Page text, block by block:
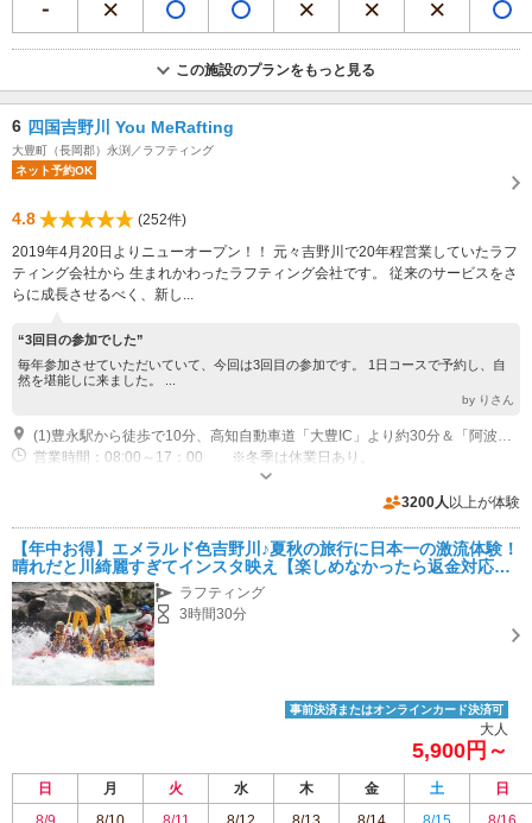
この施設のプランをもっと見る
6 四国吉野川 You MeRafting
大豊町（長岡郡）永渕／ラフティング
ネット予約OK
4.8
(252件)
2019年4月20日よりニューオープン！！ 元々吉野川で20年程営業していたラフ
ティング会社から 生まれかわったラフティング会社です。 従来のサービスをさ
らに成長させるべく、新し...
“3回目の参加でした”
毎年参加させていただいていて、今回は3回目の参加です。 1日コースで予約し、自
然を堪能しに来ました。 ...
by りさん
営業時間：08:00～17：00 ※冬季は休業日あり。
3200人 以上が体験
【年中お得】エメラルド色吉野川♪夏秋の旅行に日本一の激流体験！
晴れだと川綺麗すぎてインスタ映え【楽しめなかったら返金対応し
ます！】吉野川半日コースは、激流満足度◎
ラフティング
3時間30分
事前決済またはオンラインカード決済可
大人
5,900円～
日 月 火 水 木 金 土
日